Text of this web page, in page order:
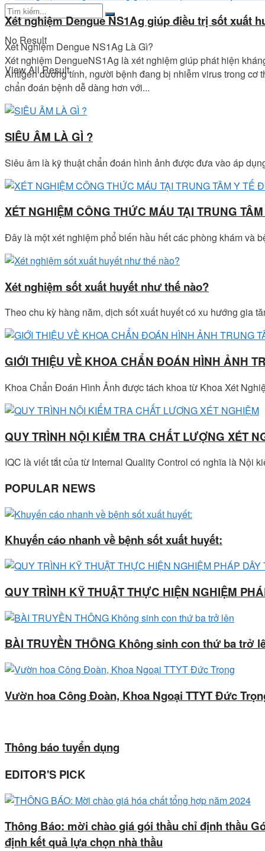
No Result
View All Result
Xét nghiệm Dengue NS1Ag giúp điều trị sốt xuất
Xét Nghiệm Dengue NS1Ag Là Gì?
Xét nghiệm DengueNS1Ag là xét nghiệm giúp phát hiện
Antigen dương tính, người bệnh đang bị nhiễm virus trong
chẩn đoán bệnh dễ dàng hơn với...
SIÊU ÂM LÀ GÌ ?
Siêu âm là kỹ thuật chẩn đoán hình ảnh được đưa vào áp
XÉT NGHIỆM CÔNG THỨC MÁU TẠI TRUNG
Đây là một xét nghiệm phổ biến hầu hết các phòng khám và
Xét nghiệm sốt xuất huyết như thế nào?
Theo chu kỳ hàng năm, dịch sốt xuất huyết có xu hướng gia
GIỚI THIỆU VỀ KHOA CHẨN ĐOÁN HÌNH ẢNH
Khoa Chẩn Đoán Hình Ảnh được tách khoa từ Khoa Xét
QUY TRÌNH NỘI KIỂM TRA CHẤT LƯỢNG XÉT
IQC là viết tắt của từ Internal Quality Control có nghĩa là Nội
POPULAR NEWS
Khuyến cáo nhanh về bệnh sốt xuất huyết:
QUY TRÌNH KỸ THUẬT THỰC HIỆN NGHIỆM
BÀI TRUYỀN THÔNG Không sinh con thứ ba trở
Vườn hoa Công Đoàn, Khoa Ngoại TTYT Đức
Thông báo tuyển dụng
EDITOR'S PICK
Thông Báo: mời chào giá gói thầu chỉ định thầu
định kết quả lựa chọn nhà thầu